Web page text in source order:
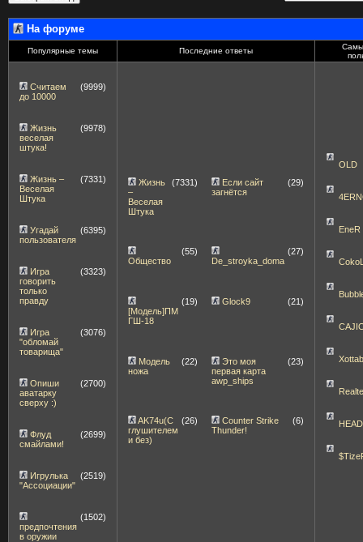
На форуме
Популярные темы Последние ответы
Считаем
до 10000
(9999)
Жизнь
веселая
штука!
(9978)
Жизнь –
Веселая
Штука
(7331)
Угадай
пользователя
(6395)
Игра
говорить
только
правду
(3323)
Игра
"обломай
товарища"
(3076)
Опиши
аватарку
сверху :)
(2700)
Флуд
смайлами!
(2699)
Игрулька
"Ассоциации"
(2519)
предпочтения
в оружии
(1502)
Жизнь
–
Веселая
Штука
(7331)
Если сайт
загнётся
(29)
Общество
(55)
De_stroyka_doma
(27)
[Модель]ПМ
ГШ-18
(19) Glock9 (21)
Модель
ножа
(22)
Это моя
первая карта
awp_ships
(23)
AK74u(С
глушителем
и без)
(26)
Counter Strike
Thunder!
(6)
OLD
EneR